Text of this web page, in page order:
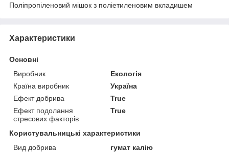
Поліпропіленовий мішок з поліетиленовим вкладишем
Характеристики
Основні
Виробник
Екологія
Країна виробник
Україна
Ефект добрива
True
Ефект подолання
стресових факторів
True
Користувальницькі характеристики
Вид добрива
гумат калію